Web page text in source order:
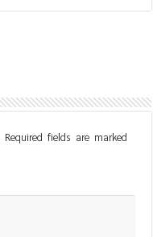
Required fields are marked